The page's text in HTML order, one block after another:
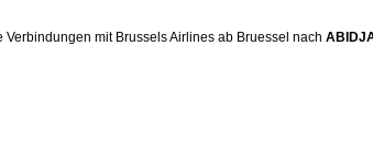
mit Brussels Airlines ab Bruessel nach